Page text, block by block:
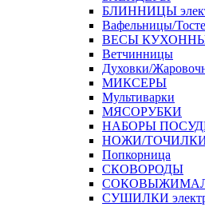
БЛИННИЦЫ
Вафельницы/
ВЕСЫ
Ветчинницы
Духовки/
МИКСЕРЫ
Мультиварки
МЯСОРУБКИ
НАБОРЫ
НОЖИ/
Попкорница
СКОВОРОДЫ
СУШИЛКИ